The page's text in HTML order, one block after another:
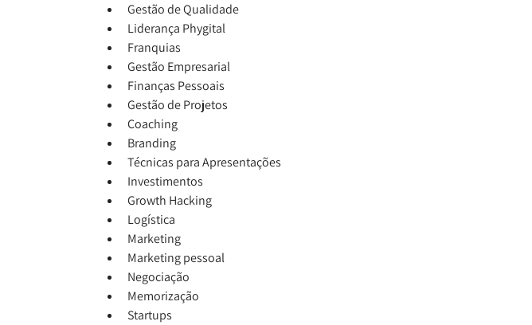
Gestão de Qualidade
Liderança Phygital
Franquias
Gestão Empresarial
Finanças Pessoais
Gestão de Projetos
Coaching
Branding
Técnicas para Apresentações
Investimentos
Growth Hacking
Logística
Marketing
Marketing pessoal
Negociação
Memorização
Startups